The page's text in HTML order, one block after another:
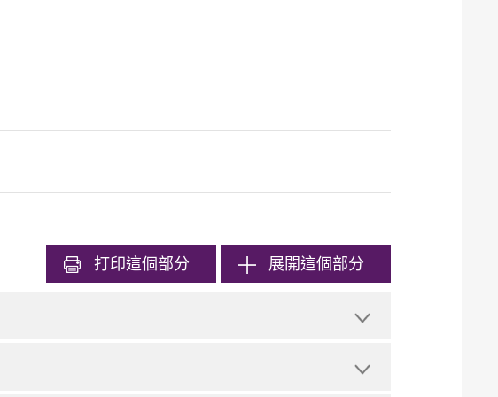
打印這個部分 展開這個部分